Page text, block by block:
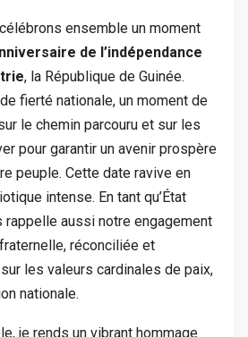
ensemble un moment
de l’indépendance
, la République de Guinée.
fierté nationale, un moment de
le chemin parcouru et sur les
pour garantir un avenir prospère
peuple. Cette date ravive en
intense. En tant qu’État
rappelle aussi notre engagement
réconciliée et
les valeurs cardinales de paix,
nationale.
je rends un vibrant hommage